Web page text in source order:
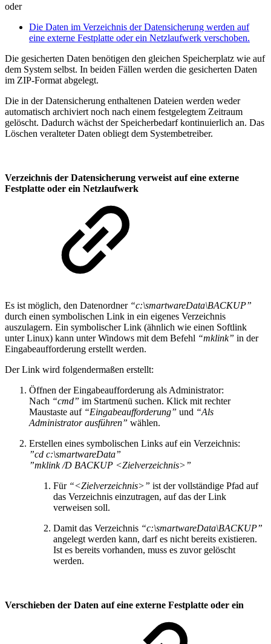
oder
Die Daten im Verzeichnis der Datensicherung werden auf
eine externe Festplatte oder ein Netzlaufwerk verschoben.
Die gesicherten Daten benötigen den gleichen Speicherplatz wie auf
dem System selbst. In beiden Fällen werden die gesicherten Daten
im ZIP-Format abgelegt.
Die in der Datensicherung enthaltenen Dateien werden weder
automatisch archiviert noch nach einem festgelegtem Zeitraum
gelöscht. Dadurch wächst der Speicherbedarf kontinuierlich an. Das
Löschen veralteter Daten obliegt dem Systembetreiber.
Verzeichnis der Datensicherung verweist auf eine externe
Festplatte oder ein Netzlaufwerk
Es ist möglich, den Datenordner “c:\smartwareData\BACKUP”
durch einen symbolischen Link in ein eigenes Verzeichnis
auszulagern. Ein symbolischer Link (ähnlich wie einen Softlink
unter Linux) kann unter Windows mit dem Befehl “mklink” in der
Eingabeaufforderung erstellt werden.
Der Link wird folgendermaßen erstellt:
Öffnen der Eingabeaufforderung als Administrator:
Nach “cmd” im Startmenü suchen. Klick mit rechter
Maustaste auf “Eingabeaufforderung” und “Als
Administrator ausführen” wählen.
Erstellen eines symbolischen Links auf ein Verzeichnis:
”cd c:\smartwareData”
”mklink /D BACKUP <Zielverzeichnis>”
Für “<Zielverzeichnis>” ist der vollständige Pfad auf
das Verzeichnis einzutragen, auf das der Link
verweisen soll.
Damit das Verzeichnis “c:\smartwareData\BACKUP”
angelegt werden kann, darf es nicht bereits existieren.
Ist es bereits vorhanden, muss es zuvor gelöscht
werden.
Verschieben der Daten auf eine externe Festplatte oder ein